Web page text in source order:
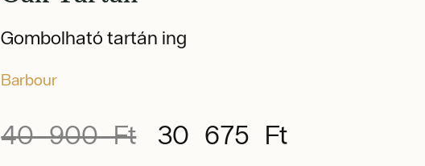
Gombolható tartán ing
Barbour
40 900 Ft 30 675 Ft